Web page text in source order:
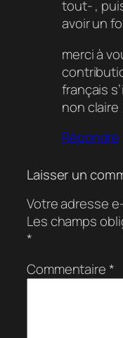
tout- ,
avoir un
merci à
français
non claire
Répondre
Laisser un
Votre adresse
Les champs
*
Commentaire*